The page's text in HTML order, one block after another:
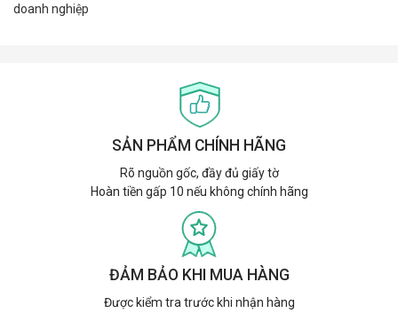
doanh nghiệp
SẢN PHẨM CHÍNH HÃNG
Rõ nguồn gốc, đầy đủ giấy tờ
Hoàn tiền gấp 10 nếu không chính hãng
ĐẢM BẢO KHI MUA HÀNG
Được kiểm tra trước khi nhận hàng